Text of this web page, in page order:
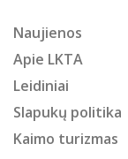
Naujienos
Apie LKTA
Leidiniai
Slapukų politika
Kaimo turizmas